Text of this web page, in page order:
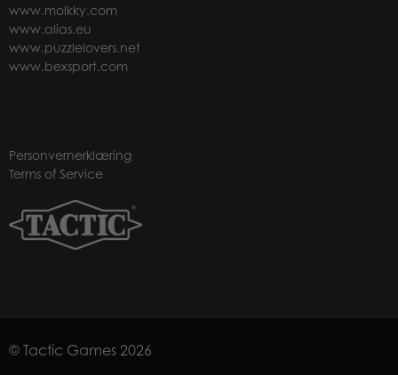
www.molkky.com
www.alias.eu
www.puzzlelovers.net
www.bexsport.com
Personvernerklæring
Terms of Service
© Tactic Games 2026